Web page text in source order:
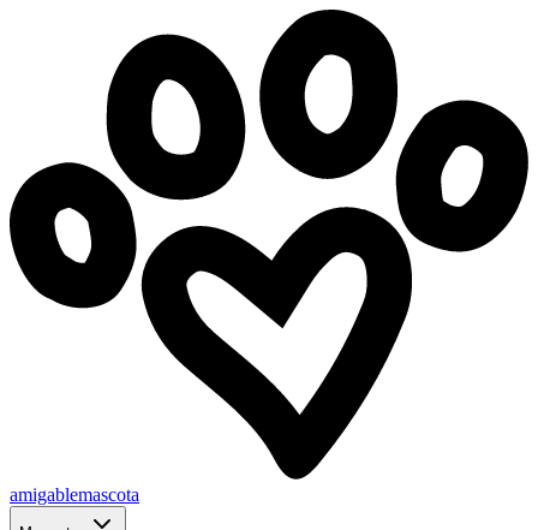
amigablemascota